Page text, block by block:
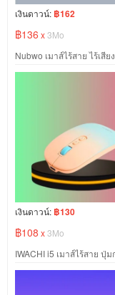
เงินดาวน์: ฿162
฿136 x3Mo
Nubwo เมาส์ไร้สาย ไร้เสียง
เงินดาวน์: ฿130
฿108 x3Mo